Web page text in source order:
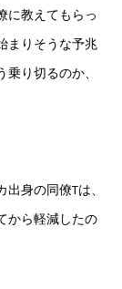
に教えてもらっ
まりそうな予兆
り切るのか、
身の同僚Tは、
から軽減したの